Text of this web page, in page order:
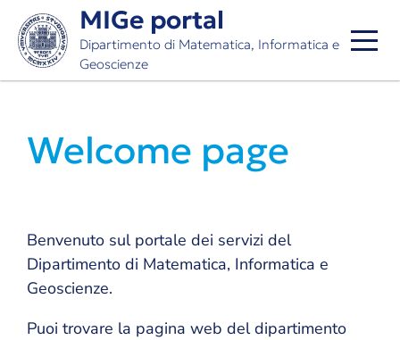
Skip
main
content
MIGe portal
Dipartimento di Matematica, Informatica e
Geoscienze
Welcome page
Benvenuto sul portale dei servizi del
Dipartimento di Matematica, Informatica e
Geoscienze.
Puoi trovare la pagina web del dipartimento